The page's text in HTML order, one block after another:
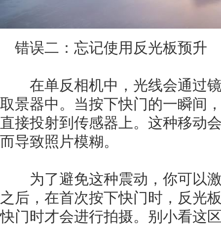
错误二：忘记使用反光板预升
在单反相机中，光线会通过镜
取景器中。当按下快门的一瞬间
直接投射到传感器上。这种移动
而导致照片模糊。
为了避免这种震动，你可以激
之后，在首次按下快门时，反光
快门时才会进行拍摄。别小看这